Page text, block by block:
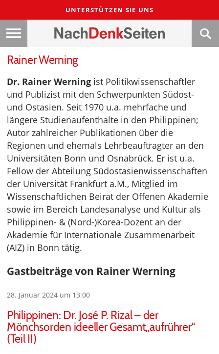
UNTERSTÜTZEN SIE UNS
Rainer Werning
Dr. Rainer Werning ist Politikwissenschaftler
und Publizist mit den Schwerpunkten Südost-
und Ostasien. Seit 1970 u.a. mehrfache und
längere Studienaufenthalte in den Philippinen;
Autor zahlreicher Publikationen über die
Regionen und ehemals Lehrbeauftragter an den
Universitäten Bonn und Osnabrück. Er ist u.a.
Fellow der Abteilung Südostasienwissenschaften
der Universität Frankfurt a.M., Mitglied im
Wissenschaftlichen Beirat der Offenen Akademie
sowie im Bereich Landesanalyse und Kultur als
Philippinen- & (Nord-)Korea-Dozent an der
Akademie für Internationale Zusammenarbeit
(AIZ) in Bonn tätig.
Gastbeiträge von Rainer Werning
28. Januar 2024 um 13:00
Philippinen: Dr. José P. Rizal – der
Mönchsorden ideeller Gesamt„aufrührer“
(Teil II)